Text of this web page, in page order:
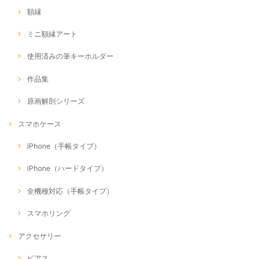
額縁
ミニ額縁アート
使用済みの筆キーホルダー
作品集
原画解剖シリーズ
スマホケース
iPhone（手帳タイプ）
iPhone（ハードタイプ）
全機種対応（手帳タイプ）
スマホリング
アクセサリー